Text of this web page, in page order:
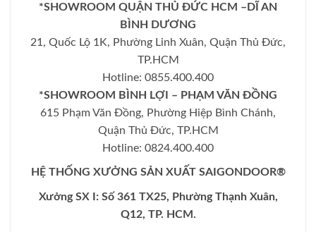
*SHOWROOM QUẬN THỦ ĐỨC HCM –DĨ AN
BÌNH DƯƠNG
21, Quốc Lộ 1K, Phường Linh Xuân, Quận Thủ Đức,
TP.HCM
Hotline: 0855.400.400
*SHOWROOM BÌNH LỢI – PHẠM VĂN ĐỒNG
615 Phạm Văn Đồng, Phường Hiệp Bình Chánh,
Quận Thủ Đức, TP.HCM
Hotline: 0824.400.400
HỆ THỐNG XƯỞNG SẢN XUẤT SAIGONDOOR®
Xưởng SX I: Số 361 TX25, Phường Thạnh Xuân,
Q12, TP. HCM.